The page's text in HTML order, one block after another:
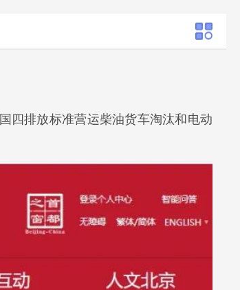
四排放标准营运柴油货车淘汰和电动